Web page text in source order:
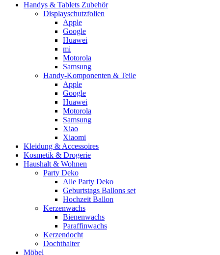
Handys & Tablets Zubehör
Displayschutzfolien
Apple
Google
Huawei
mi
Motorola
Samsung
Handy-Komponenten & Teile
Apple
Google
Huawei
Motorola
Samsung
Xiao
Xiaomi
Kleidung & Accessoires
Kosmetik & Drogerie
Haushalt & Wohnen
Party Deko
Alle Party Deko
Geburtstags Ballons set
Hochzeit Ballon
Kerzenwachs
Bienenwachs
Paraffinwachs
Kerzendocht
Dochthalter
Möbel